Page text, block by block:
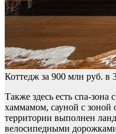
Коттедж за 900 млн руб.
Также здесь есть спа-
хаммамом, сауной с
территории выполнен
велосипедными